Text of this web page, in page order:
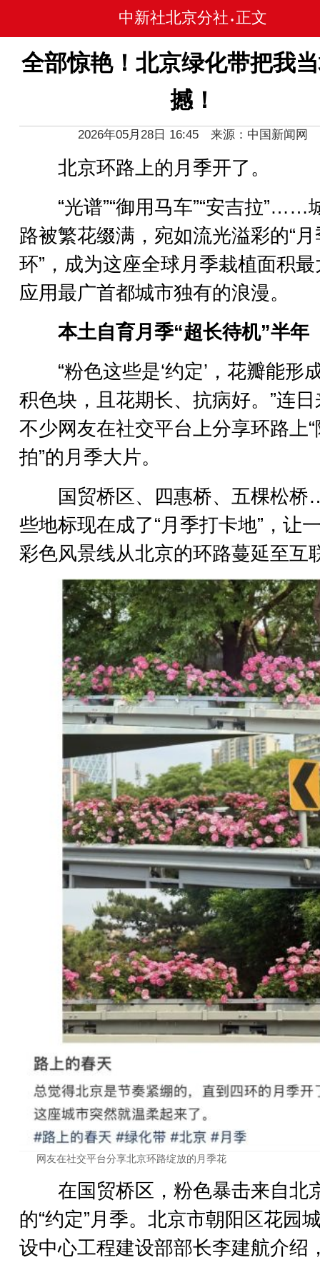
中新社北京分社 • 正文
全部惊艳！北京绿化带把我
撼！
2026年05月28日 16:45 来源：中国新闻网
北京环路上的月季开了。
“光谱”“御用马车”“安吉拉”……
路被繁花缀满，宛如流光溢彩的“
环”，成为这座全球月季栽植面积
应用最广首都城市独有的浪漫。
本土自育月季“超长待机”半年
“粉色这些是‘约定’，花瓣能形
积色块，且花期长、抗病好。”连
不少网友在社交平台上分享环路上
拍”的月季大片。
国贸桥区、四惠桥、五棵松
些地标现在成了“月季打卡地”，让
彩色风景线从北京的环路蔓延至互
网友在社交平台分享北京环路绽放的月季花
在国贸桥区，粉色暴击来自北
的“约定”月季。北京市朝阳区花园
设中心工程建设部部长李建航介绍